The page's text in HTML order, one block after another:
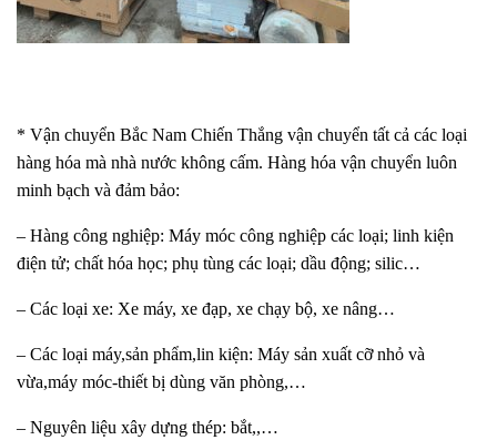
* Vận chuyển Bắc Nam Chiến Thắng vận chuyển tất cả các loại
hàng hóa mà nhà nước không cấm. Hàng hóa vận chuyển luôn
minh bạch và đảm bảo:
– Hàng công nghiệp: Máy móc công nghiệp các loại; linh kiện
điện tử; chất hóa học; phụ tùng các loại; dầu động; silic…
– Các loại xe: Xe máy, xe đạp, xe chạy bộ, xe nâng…
– Các loại máy,sản phẩm,lin kiện: Máy sản xuất cỡ nhỏ và
vừa,máy móc-thiết bị dùng văn phòng,…
– Nguyên liệu xây dựng thép: bắt,,…